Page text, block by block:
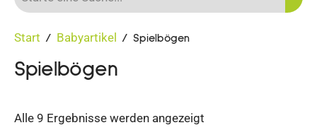
Start / Babyartikel / Spielbögen
Spielbögen
Alle 9 Ergebnisse werden angezeigt